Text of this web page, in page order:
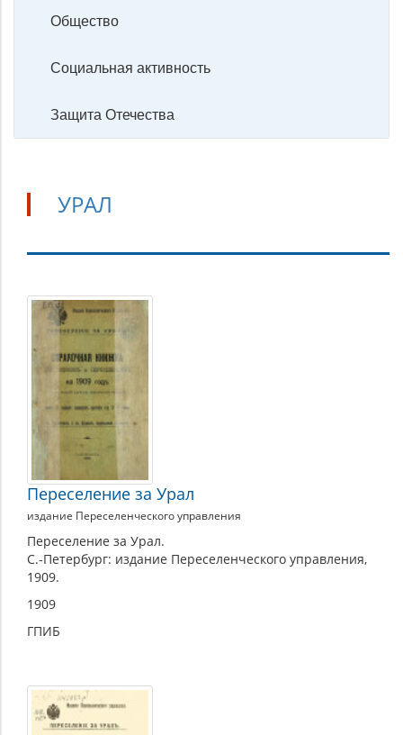
Общество
Социальная активность
Защита Отечества
УРАЛ
Урал
Переселение за Урал
издание Переселенческого управления
Переселение за Урал.
С.-Петербург: издание Переселенческого управления,
1909.
1909
ГПИБ